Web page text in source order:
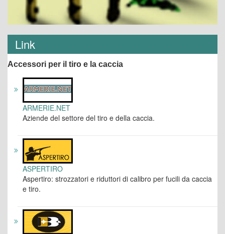
Link
Accessori per il tiro e la caccia
ARMERIE.NET
Aziende del settore del tiro e della caccia.
ASPERTIRO
Aspertiro: strozzatori e riduttori di calibro per fucili da caccia
e tiro.